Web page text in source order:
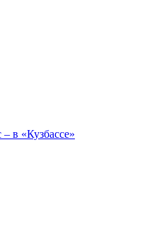
в «Кузбассе»